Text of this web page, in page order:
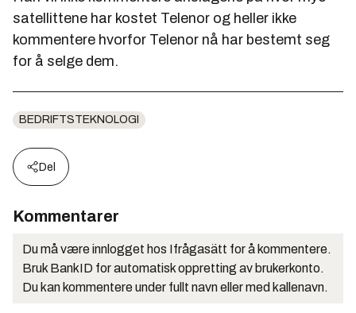
satellittene har kostet Telenor og heller ikke
kommentere hvorfor Telenor nå har bestemt seg
for å selge dem.
BEDRIFTSTEKNOLOGI
Del
Kommentarer
Du må være innlogget hos Ifrågasätt for å kommentere.
Bruk BankID for automatisk oppretting av brukerkonto.
Du kan kommentere under fullt navn eller med kallenavn.